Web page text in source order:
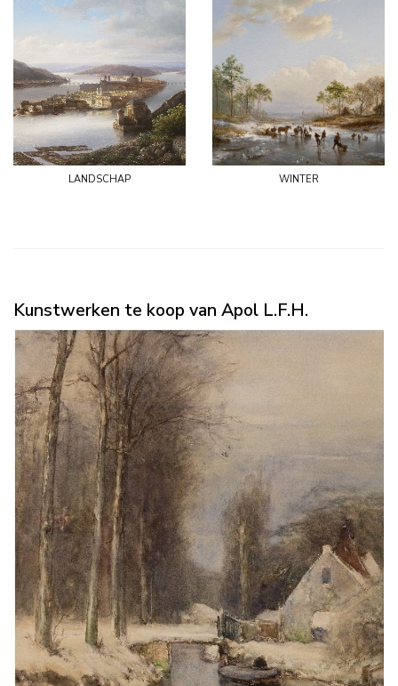
landschap winter
Kunstwerken te koop van Apol L.F.H.